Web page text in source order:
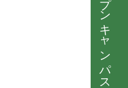
オープンキャンパス